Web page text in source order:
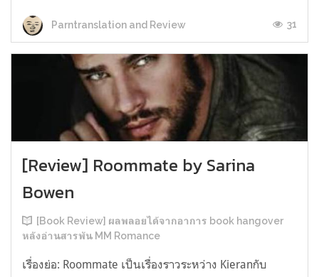
Parntranslation and Review 31
[Review] Roommate by Sarina
Bowen
[Book Review] ผลพลอยได้จากอาการ book hangover
หลังอ่านสารพัน MM Romance
เรื่องย่อ: Roommate เป็นเรื่องราวระหว่าง Kieranกับ